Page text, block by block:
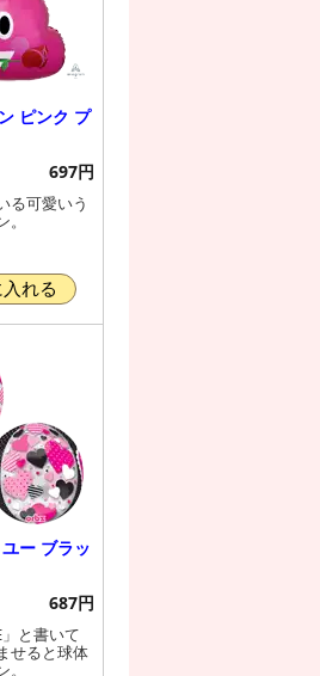
ピンク プ
697円
る可愛いう
れる
ー ブラッ
687円
と書いて
せると球体